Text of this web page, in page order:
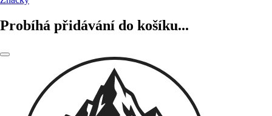
Probíhá přidávání do košíku...